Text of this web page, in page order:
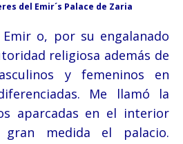
del Emir´s Palace de Zaria
o, por su engalanado
religiosa además de
y femeninos en
Me llamó la
aparcadas en el interior
medida el palacio.